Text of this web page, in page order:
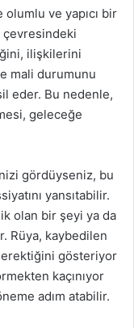
ve yapıcı bir
ilişkilerini
mali durumunu
eder. Bu nedenle,
geleceğe
gördüyseniz, bu
yansıtabilir.
olan bir şeyi ya da
Rüya, kaybedilen
gösteriyor
kaçınıyor
adım atabilir.